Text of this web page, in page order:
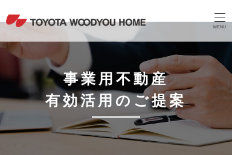
MENU
事業用不動産
有効活用のご提案